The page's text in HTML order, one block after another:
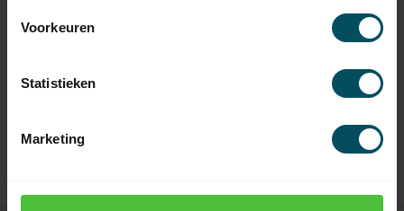
Voorkeuren
Statistieken
Marketing
Selve Bandgeleider
Op voorraad
3,95
Selve Kunststof handgreep 5,95